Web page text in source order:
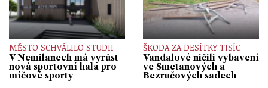
MĚSTO SCHVÁLILO STUDII
V Nemilanech má vyrůst
nová sportovní hala pro
míčové sporty
ŠKODA ZA DESÍTKY TISÍC
Vandalové ničili vybavení
ve Smetanových a
Bezručových sadech